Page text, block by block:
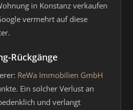
in Konstanz verkaufen
vermehrt auf diese
Rückgänge
ReWa Immobilien GmbH
Ein solcher Verlust an
und verlangt